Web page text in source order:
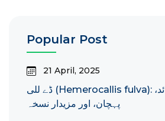
Popular Post
21 April, 2025
ڈے للی (Hemerocallis fulva): فوائد،
پہچان، اور مزیدار نسخہ